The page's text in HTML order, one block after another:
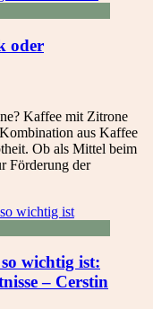
oder
Kaffee mit Zitrone
aus Kaffee
Ob als Mittel beim
Förderung der
wichtig ist:
– Cerstin